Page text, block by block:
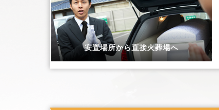
安置場所から直接火葬場へ